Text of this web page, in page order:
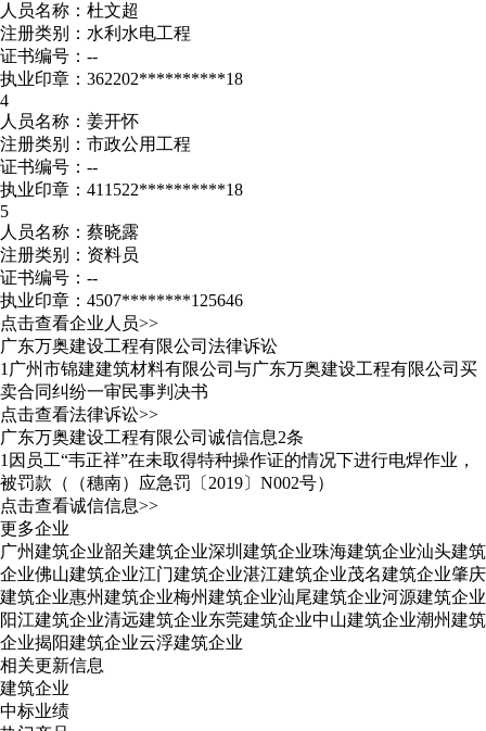
人员名称：杜文超
注册类别：水利水电工程
证书编号：--
执业印章：362202**********18
4
人员名称：姜开怀
注册类别：市政公用工程
证书编号：--
执业印章：411522**********18
5
人员名称：蔡晓露
注册类别：资料员
证书编号：--
执业印章：4507********125646
点击查看企业人员>>
广东万奥建设工程有限公司法律诉讼
1 广州市锦建建筑材料有限公司与广东万奥建设工程有限公司买
卖合同纠纷一审民事判决书
点击查看法律诉讼>>
广东万奥建设工程有限公司诚信信息2条
1 因员工“韦正祥”在未取得特种操作证的情况下进行电焊作业，
被罚款（（穗南）应急罚〔2019〕N002号）
点击查看诚信信息>>
更多企业
广州建筑企业韶关建筑企业深圳建筑企业珠海建筑企业汕头建筑
企业佛山建筑企业江门建筑企业湛江建筑企业茂名建筑企业肇庆
建筑企业惠州建筑企业梅州建筑企业汕尾建筑企业河源建筑企业
阳江建筑企业清远建筑企业东莞建筑企业中山建筑企业潮州建筑
企业揭阳建筑企业云浮建筑企业
相关更新信息
建筑企业
中标业绩